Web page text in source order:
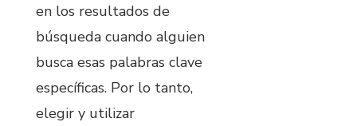
en los resultados de
búsqueda cuando alguien
busca esas palabras clave
específicas. Por lo tanto,
elegir y utilizar